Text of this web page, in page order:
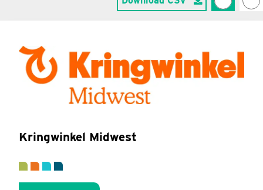
Kringwinkel Midwest